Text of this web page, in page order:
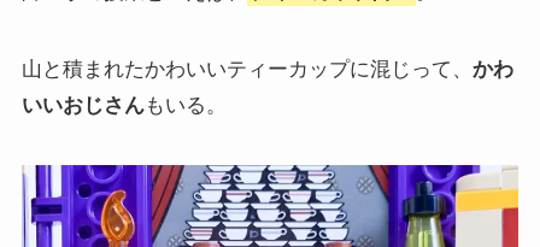
山と積まれたかわいいティーカップに混じって、 かわ
いいおじさんもいる。